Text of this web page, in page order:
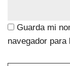
Guarda mi
navegador